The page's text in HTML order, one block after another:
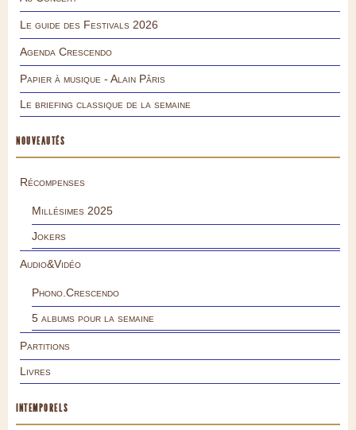
Le guide des Festivals 2026
Agenda Crescendo
Papier à musique - Alain Pâris
Le briefing classique de la semaine
NOUVEAUTÉS
Récompenses
Millésimes 2025
Jokers
Audio&Vidéo
Phono.Crescendo
5 albums pour la semaine
Partitions
Livres
INTEMPORELS